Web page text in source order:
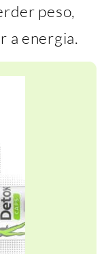
peso,
a energia.